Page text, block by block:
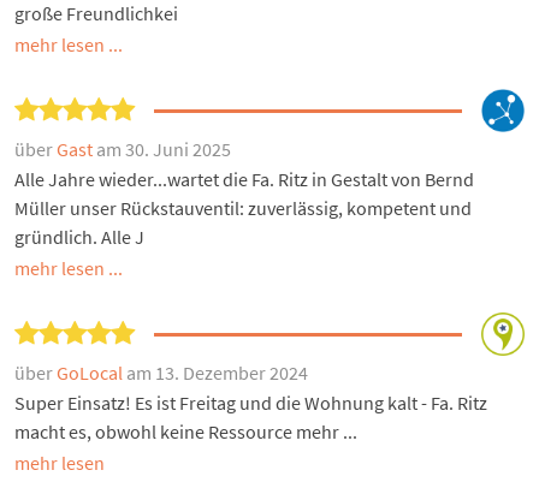
große Freundlichkei
mehr lesen ...
überGast am 30. Juni 2025
Alle Jahre wieder...wartet die Fa. Ritz in Gestalt von Bernd
Müller unser Rückstauventil: zuverlässig, kompetent und
gründlich. Alle J
mehr lesen ...
überGoLocal am 13. Dezember 2024
Super Einsatz! Es ist Freitag und die Wohnung kalt - Fa. Ritz
macht es, obwohl keine Ressource mehr ...
mehr lesen